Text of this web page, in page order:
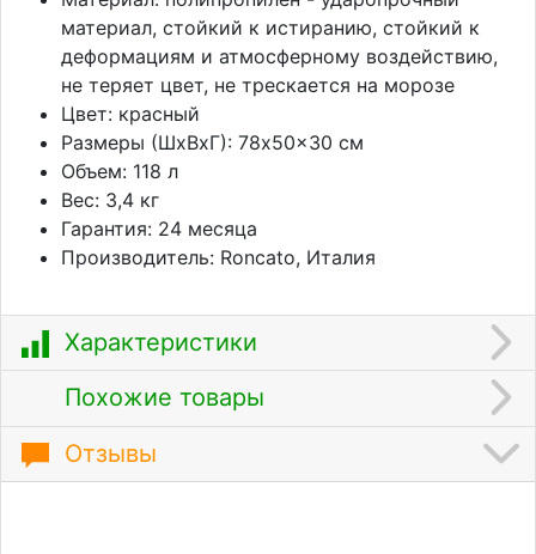
материал, стойкий к истиранию, стойкий к
деформациям и атмосферному воздействию,
не теряет цвет, не трескается на морозе
Цвет: красный
Размеры (ШхВхГ): 78x50x30 см
Объем: 118 л
Вес: 3,4 кг
Гарантия: 24 месяца
Производитель: Roncato, Италия
Характеристики
Похожие товары
Отзывы